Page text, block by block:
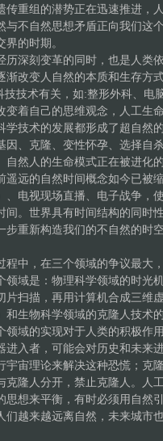
传重组的潜势正在迅速推进，
与不自然思想矛盾正向我们这
的时期。
历深刻变革的同时，也是人类
渐改变人自然的本质和生存方
技技术有关，如:整形外科、电
变着自己的思维观念，人工生
学技术的发展都形成了超自然
因、克隆、变性怀孕、选择自
自然人的生命模式正在被进化
遥远的自然时间概念如今已被
、电视现场直播、电子战争，
间。世界具有时间结构的同时
步重新构造我们的不自然的时
程中，在三个领域的争议最大
领域是：物理科学领域的时光
片扫描，再用计算机合成三维
和生物科学领域的克隆人技术
领域的实现对于人类的积极作
进入者，可能会对历史和未来
宇宙理论来解决这种恐慌；克
克隆人分开，禁止克隆人。人
思想来平衡，有时必须用自然
们越来越远离自然，未来城市